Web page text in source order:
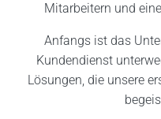
Mitarbeitern und
Anfangs ist das
Kundendienst
Lösungen, die unsere